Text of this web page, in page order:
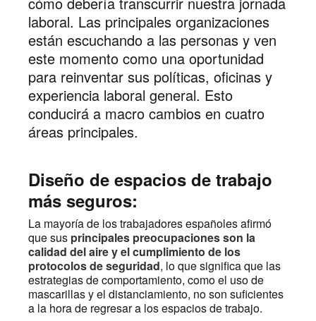
laboral. Las principales organizaciones
están escuchando a las personas y ven
este momento como una oportunidad
para reinventar sus políticas, oficinas y
experiencia laboral general. Esto
conducirá a macro cambios en cuatro
áreas principales.
Diseño de espacios de trabajo
más seguros:
La mayoría de los trabajadores españoles afirmó
que sus principales preocupaciones son la
calidad del aire y el cumplimiento de los
protocolos de seguridad, lo que significa que las
estrategias de comportamiento, como el uso de
mascarillas y el distanciamiento, no son suficientes
a la hora de regresar a los espacios de trabajo.